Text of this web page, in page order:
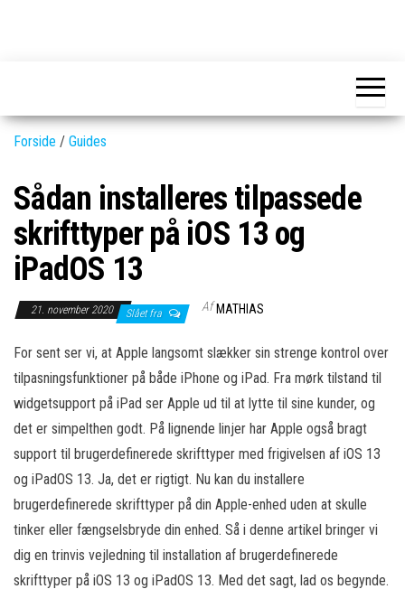
nyeste
Forside / Guides
Sådan installeres tilpassede
skrifttyper på iOS 13 og
iPadOS 13
21. november 2020 Slået fra Af MATHIAS
For sent ser vi, at Apple langsomt slækker sin strenge kontrol over
tilpasningsfunktioner på både iPhone og iPad. Fra mørk tilstand til
widgetsupport på iPad ser Apple ud til at lytte til sine kunder, og
det er simpelthen godt. På lignende linjer har Apple også bragt
support til brugerdefinerede skrifttyper med frigivelsen af iOS 13
og iPadOS 13. Ja, det er rigtigt. Nu kan du installere
brugerdefinerede skrifttyper på din Apple-enhed uden at skulle
tinker eller fængselsbryde din enhed. Så i denne artikel bringer vi
dig en trinvis vejledning til installation af brugerdefinerede
skrifttyper på iOS 13 og iPadOS 13. Med det sagt, lad os begynde.